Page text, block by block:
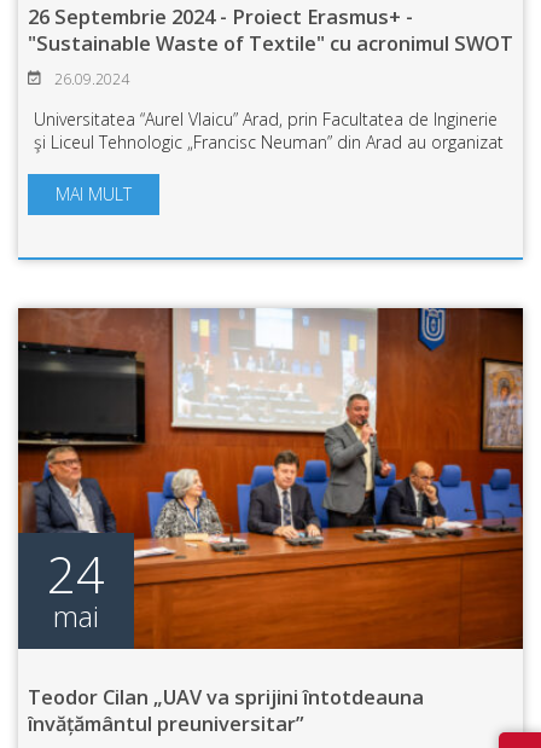
26 Septembrie 2024 - Proiect Erasmus+ -
"Sustainable Waste of Textile" cu acronimul SWOT
26.09.2024
Universitatea “Aurel Vlaicu” Arad, prin Facultatea de Inginerie
şi Liceul Tehnologic „Francisc Neuman” din Arad au organizat
Erasmus + ”Sustainable...
MAI MULT
24
mai
Teodor Cilan „UAV va sprijini întotdeauna
învățământul preuniversitar”